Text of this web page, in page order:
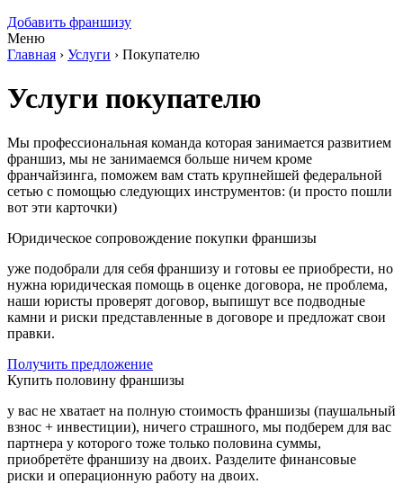
Добавить франшизу
Меню
Главная › Услуги › Покупателю
Услуги покупателю
Мы профессиональная команда которая занимается развитием
франшиз, мы не занимаемся больше ничем кроме
франчайзинга, поможем вам стать крупнейшей федеральной
сетью с помощью следующих инструментов: (и просто пошли
вот эти карточки)
Юридическое сопровождение покупки франшизы
уже подобрали для себя франшизу и готовы ее приобрести, но
нужна юридическая помощь в оценке договора, не проблема,
наши юристы проверят договор, выпишут все подводные
камни и риски представленные в договоре и предложат свои
правки.
Получить предложение
Купить половину франшизы
у вас не хватает на полную стоимость франшизы (паушальный
взнос + инвестиции), ничего страшного, мы подберем для вас
партнера у которого тоже только половина суммы,
приобретёте франшизу на двоих. Разделите финансовые
риски и операционную работу на двоих.